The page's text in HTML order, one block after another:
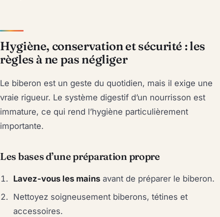
Hygiène, conservation et sécurité : les
règles à ne pas négliger
Le biberon est un geste du quotidien, mais il exige une
vraie rigueur. Le système digestif d’un nourrisson est
immature, ce qui rend l’hygiène particulièrement
importante.
Les bases d’une préparation propre
Lavez-vous les mains avant de préparer le biberon.
Nettoyez soigneusement biberons, tétines et
accessoires.